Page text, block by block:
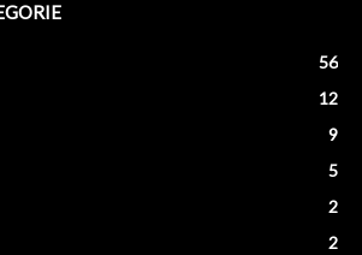
56
12
9
5
2
2